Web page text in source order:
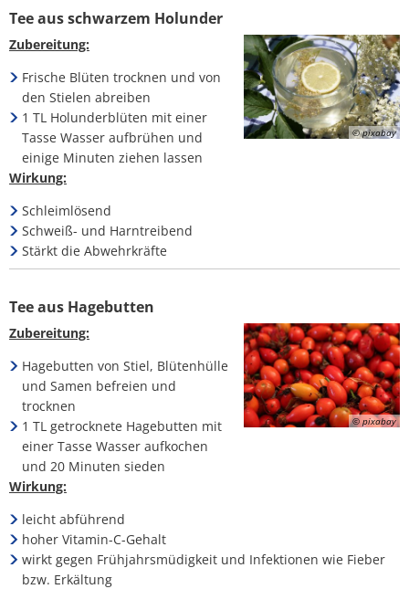
Tee aus schwarzem Holunder
© pixabay
Zubereitung:
Frische Blüten trocknen und von
den Stielen abreiben
1 TL Holunderblüten mit einer
Tasse Wasser aufbrühen und
einige Minuten ziehen lassen
Wirkung:
Schleimlösend
Schweiß- und Harntreibend
Stärkt die Abwehrkräfte
Tee aus Hagebutten
© pixabay
Zubereitung:
Hagebutten von Stiel, Blütenhülle
und Samen befreien und
trocknen
1 TL getrocknete Hagebutten mit
einer Tasse Wasser aufkochen
und 20 Minuten sieden
Wirkung:
leicht abführend
hoher Vitamin-C-Gehalt
wirkt gegen Frühjahrsmüdigkeit und Infektionen wie Fieber
bzw. Erkältung